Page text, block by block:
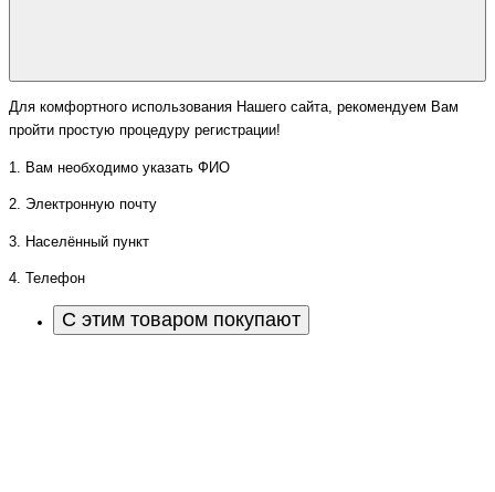
Для комфортного использования Нашего сайта, рекомендуем Вам
пройти простую процедуру регистрации!
1. Вам необходимо указать ФИО
2. Электронную почту
3. Населённый пункт
4. Телефон
С этим товаром покупают